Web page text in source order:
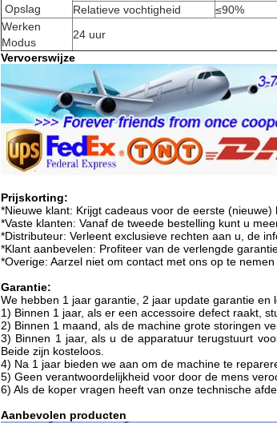
Opslag
Relatieve vochtigheid
≤90%
Werken
Modus
24 uur
Vervoerswijze
Prijskorting:
*Nieuwe klant: Krijgt cadeaus voor de eerste (nieuwe)
*Vaste klanten: Vanaf de tweede bestelling kunt u
*Distributeur: Verleent exclusieve rechten aan u, de
*Klant aanbevelen: Profiteer van de verlengde
*Overige: Aarzel niet om contact met ons op te
Garantie:
We hebben 1 jaar garantie, 2 jaar update garantie en
1) Binnen 1 jaar, als er een accessoire defect raakt,
2) Binnen 1 maand, als de machine grote storingen
3) Binnen 1 jaar, als u de apparatuur terugstuurt
Beide zijn kosteloos.
4) Na 1 jaar bieden we aan om de machine te
5) Geen verantwoordelijkheid voor door de mens
6) Als de koper vragen heeft van onze technische
Aanbevolen producten